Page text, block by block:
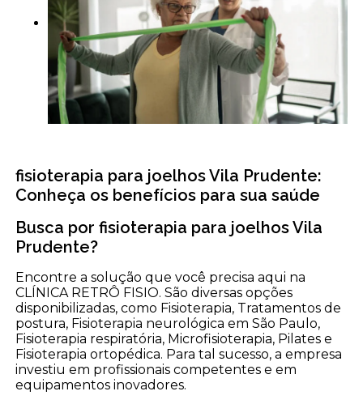
fisioterapia para joelhos Vila Prudente:
Conheça os benefícios para sua saúde
Busca por fisioterapia para joelhos Vila
Prudente?
Encontre a solução que você precisa aqui na
CLÍNICA RETRÔ FISIO. São diversas opções
disponibilizadas, como Fisioterapia, Tratamentos de
postura, Fisioterapia neurológica em São Paulo,
Fisioterapia respiratória, Microfisioterapia, Pilates e
Fisioterapia ortopédica. Para tal sucesso, a empresa
investiu em profissionais competentes e em
equipamentos inovadores.